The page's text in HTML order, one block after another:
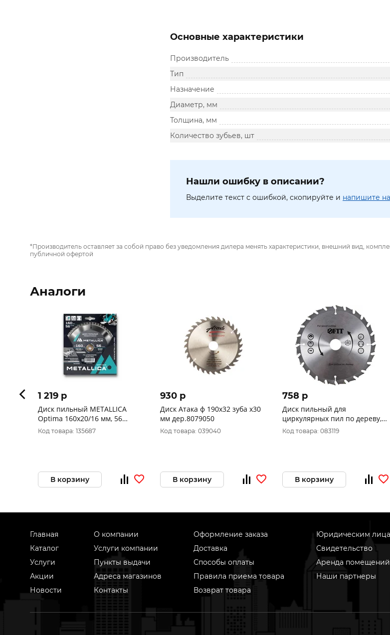
Основные характеристики
Производитель
Тип
Назначение
Диаметр, мм
Толщина, мм
Количество зубьев, шт
Нашли ошибку в описании?
Выделите текст с ошибкой, скопируйте и напишите
*Производитель оставляет за собой право без уведомления дилера менять характеристики, внешний вид,
публичной офертой
Аналоги
1 219 p
Диск пильный METALLICA
Optima 160x20/16 мм, 56
зубов, Т=2,4 мм по алюминию,
пластику, 903285
Код товара: 135687
В корзину
930 p
Диск Атака ф 190х32 зуба х30
мм дер.8079050
Код товара: 039040
В корзину
758 p
Диск пильный для
циркулярных пил по дереву,
спец. форма зуба FIT 190 х
30/20 х 48Т 37692
Код товара: 083119
В корзину
Главная
Каталог
Услуги
Акции
Новости
О компании
Услуги компании
Пункты выдачи
Адреса магазинов
Контакты
Оформление заказа
Доставка
Способы оплаты
Правила приема товара
Возврат товара
Юридическим
Свидетельство
Аренда помещений
Наши партнеры